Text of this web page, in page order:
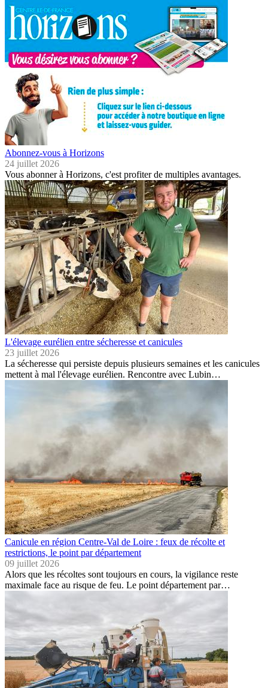
Abonnez-vous à Horizons
24 juillet 2026
Vous abonner à Horizons, c'est profiter de multiples avantages.
L'élevage eurélien entre sécheresse et canicules
23 juillet 2026
La sécheresse qui persiste depuis plusieurs semaines et les canicules
mettent à mal l'élevage eurélien. Rencontre avec Lubin…
Canicule en région Centre-Val de Loire : feux de récolte et
restrictions, le point par département
09 juillet 2026
Alors que les récoltes sont toujours en cours, la vigilance reste
maximale face au risque de feu. Le point département par…